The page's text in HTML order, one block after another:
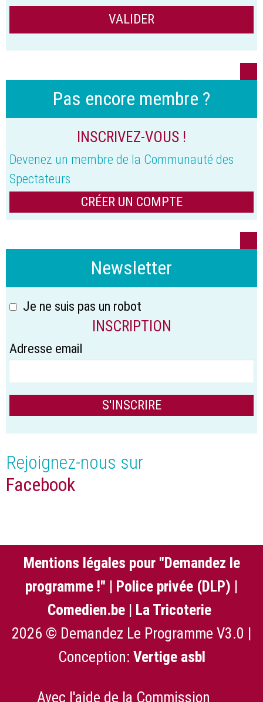
Pas encore membre ?
INSCRIVEZ-VOUS !
Devenez un membre de la Communauté des
Spectateurs
CRÉER UN COMPTE
Newsletter
Je ne suis pas un robot
INSCRIPTION
Adresse email
Rejoignez-nous sur
Facebook
Mentions légales pour "Demandez le
programme !" | Police privée (DLP) |
Comedien.be | La Tricoterie
2026 © Demandez Le Programme V3.0 |
Conception: Vertige asbl
Avec l'aide de la Commission